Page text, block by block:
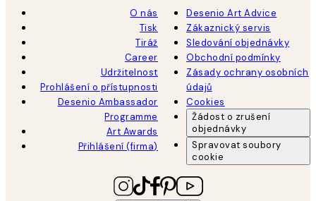
O nás
Tisk
Tiráž
Career
Udržitelnost
Prohlášení o přístupnosti
Desenio Ambassador
Programme
Art Awards
Přihlášení (firma)
Desenio Art Advice
Zákaznický servis
Sledování objednávky
Obchodní podmínky
Zásady ochrany osobních
údajů
Cookies
Žádost o zrušení
objednávky
Spravovat soubory
cookie